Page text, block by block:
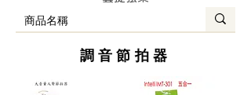
調音節拍器